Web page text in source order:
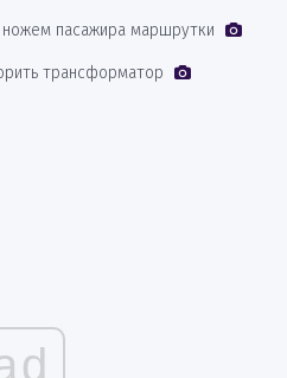
ножем пасажира маршрутки
трансформатор